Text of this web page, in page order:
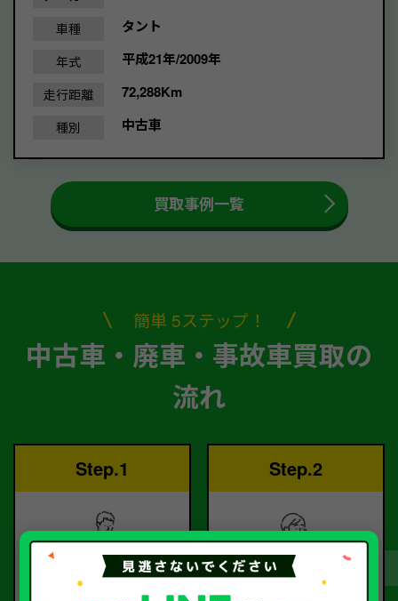
車種 タント
年式 平成21年/2009年
走行距離 72,288Km
種別 中古車
買取事例一覧
簡単 5ステップ！
中古車・廃車・事故車買取の
流れ
Step.1
ご依頼
Step.2